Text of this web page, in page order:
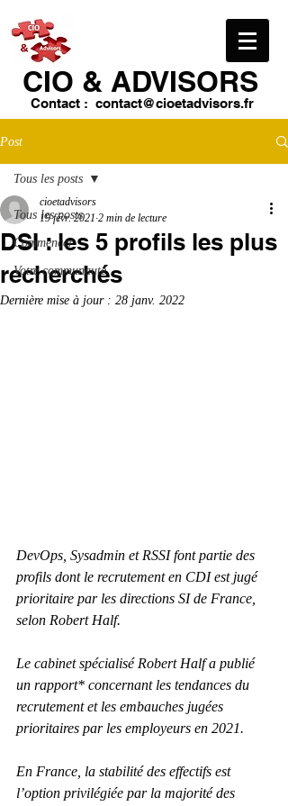
CIO & ​ADVISORS
Contact : contact@cioetadvisors.fr
Post
Tous les posts
Commencer
Votre communauté
Tous les posts
DSI : les 5 profils les plus
recherchés
cioetadvisors
19 févr. 2021 2 min de lecture
Dernière mise à jour : 28 janv. 2022
DevOps, Sysadmin et RSSI font partie des
profils dont le recrutement en CDI est jugé
prioritaire par les directions SI de France,
selon Robert Half.
Le cabinet spécialisé Robert Half a publié
un rapport* concernant les tendances du
recrutement et les embauches jugées
prioritaires par les employeurs en 2021.
En France, la stabilité des effectifs est
l’option privilégiée par la majorité des